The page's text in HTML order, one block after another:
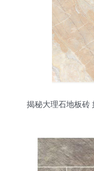
揭秘大理石地板砖